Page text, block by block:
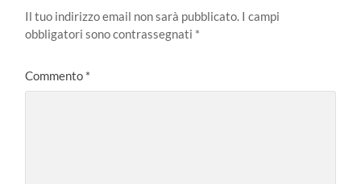
Il tuo indirizzo email non sarà pubblicato. I campi
obbligatori sono contrassegnati *
Commento *